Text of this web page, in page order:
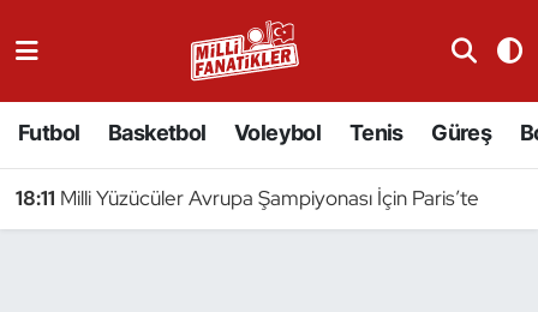
Futbol Basketbol Voleybol Tenis Güreş
18:11 Milli Yüzücüler Avrupa Şampiyonası İçin Paris’te
Badminton